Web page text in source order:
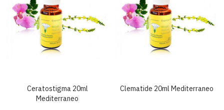
Ceratostigma 20ml
Mediterraneo
Clematide 20ml Mediterraneo